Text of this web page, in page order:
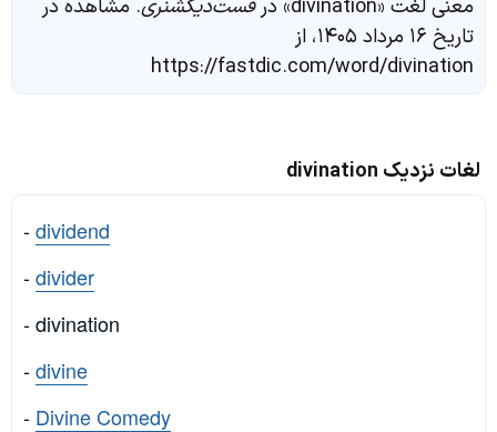
معنی لغت «divination» در فست‌دیکشنری. مشاهده در
تاریخ ۱۶ مرداد ۱۴۰۵، از
https://fastdic.com/word/divination
لغات نزدیک divination
-dividend
-divider
- divination
-divine
- Divine Comedy